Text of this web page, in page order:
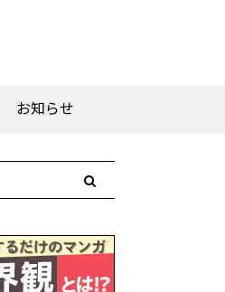
お知らせ